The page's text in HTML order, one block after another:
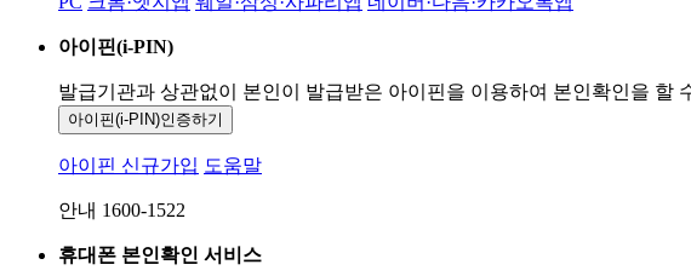
아이핀(i-PIN)
발급기관과 상관없이 본인이 발급받은 아이핀을 이용하여 본인확인을 할
아이핀(i-PIN)인증하기
아이핀 신규가입 도움말
안내 1600-1522
휴대폰 본인확인 서비스